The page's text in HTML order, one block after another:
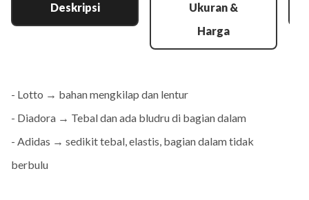
Deskripsi
Ukuran &
Harga
- Lotto → bahan mengkilap dan lentur
- Diadora → Tebal dan ada bludru di bagian dalam
- Adidas → sedikit tebal, elastis, bagian dalam tidak
berbulu